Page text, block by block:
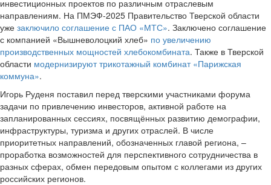
инвестиционных проектов по различным отраслевым
направлениям. На ПМЭФ-2025 Правительство Тверской области
уже заключило соглашение с ПАО «МТС». Заключено соглашение
с компанией «Вышневолоцкий хлеб» по увеличению
производственных мощностей хлебокомбината. Также в Тверской
области модернизируют трикотажный комбинат «Парижская
коммуна».
Игорь Руденя поставил перед тверскими участниками форума
задачи по привлечению инвесторов, активной работе на
запланированных сессиях, посвящённых развитию демографии,
инфраструктуры, туризма и других отраслей. В числе
приоритетных направлений, обозначенных главой региона, –
проработка возможностей для перспективного сотрудничества в
разных сферах, обмен передовым опытом с коллегами из других
российских регионов.